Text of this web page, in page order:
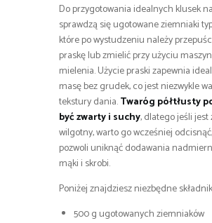
Do przygotowania idealnych klusek
sprawdzą się ugotowane ziemniaki
które po wystudzeniu należy
praskę lub zmielić przy użyciu
mielenia. Użycie praski zapewnia
masę bez grudek, co jest niezwykle
tekstury dania.Twaróg półtłusty
być zwarty i suchy, dlatego jeśli jest
wilgotny, warto go wcześniej
pozwoli uniknąć dodawania
mąki i skrobi.
Poniżej znajdziesz niezbędne
500 g ugotowanych ziemniaków